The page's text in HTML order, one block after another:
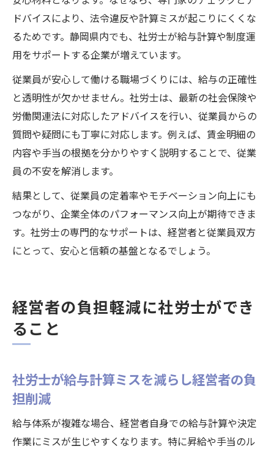
ドバイスにより、法令違反や計算ミスが起こりにくくな
るためです。静岡県内でも、社労士が給与計算や制度運
用をサポートする企業が増えています。
従業員が安心して働ける職場づくりには、給与の正確性
と透明性が欠かせません。社労士は、最新の社会保険や
労働関連法に対応したアドバイスを行い、従業員からの
質問や疑問にも丁寧に対応します。例えば、賃金明細の
内容や手当の根拠を分かりやすく説明することで、従業
員の不安を解消します。
結果として、従業員の定着率やモチベーション向上にも
つながり、企業全体のパフォーマンス向上が期待できま
す。社労士の専門的なサポートは、経営者と従業員双方
にとって、安心と信頼の基盤となるでしょう。
経営者の負担軽減に社労士ができ
ること
社労士が給与計算ミスを減らし経営者の負
担削減
給与体系が複雑な場合、経営者自身での給与計算や決定
作業にミスが生じやすくなります。特に昇給や手当のル